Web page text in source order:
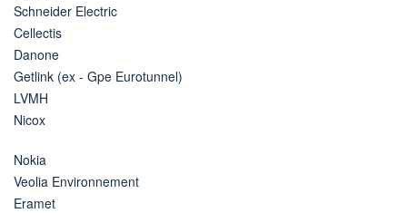
Schneider Electric
Cellectis
Danone
Getlink (ex - Gpe Eurotunnel)
LVMH
Nicox
Nokia
Veolia Environnement
Eramet